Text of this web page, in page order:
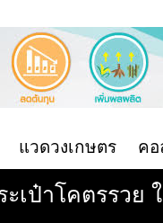
แวดวงเกษตร ค
เป๋าโคตรรวย